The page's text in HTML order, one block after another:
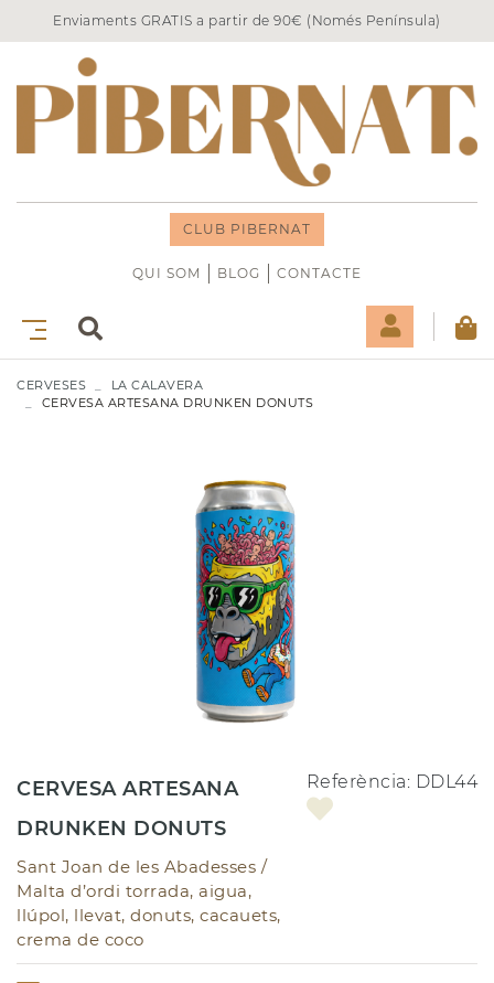
Enviaments GRATIS a partir de 90€ (Només Península)
CLUB PIBERNAT
QUI SOM BLOG CONTACTE
CERVESES
LA CALAVERA
CERVESA ARTESANA DRUNKEN DONUTS
CERVESA ARTESANA
DRUNKEN DONUTS
Sant Joan de les Abadesses /
Malta d’ordi torrada, aigua,
llúpol, llevat, donuts, cacauets,
crema de coco
Referència: DDL44